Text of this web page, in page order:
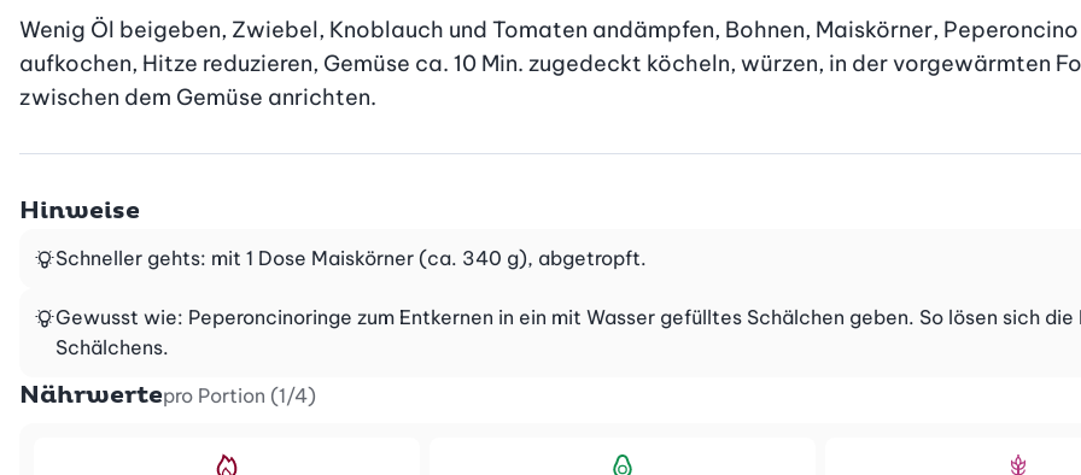
Wenig Öl beigeben, Zwiebel, Knoblauch und Tomaten andämpfen, Bohnen, Maiskörner,
aufkochen, Hitze reduzieren, Gemüse ca. 10 Min. zugedeckt köcheln, würzen, in der vorgewärmten
zwischen dem Gemüse anrichten.
Hinweise
Schneller gehts: mit 1 Dose Maiskörner (ca. 340 g), abgetropft.
Gewusst wie: Peperoncinoringe zum Entkernen in ein mit Wasser gefülltes Schälchen geben. So lösen sich
Schälchens.
Nährwertepro Portion (1/4)